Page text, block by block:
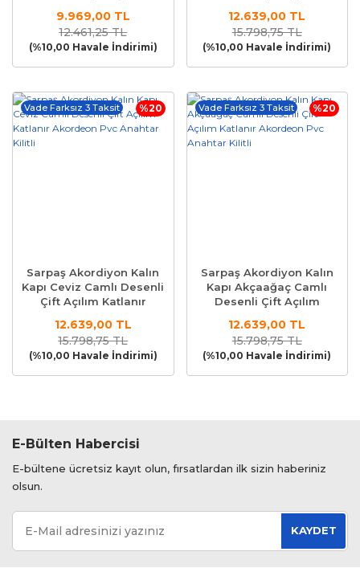
Anahtar Kilitli
9.969,00 TL
12.461,25 TL
(%10,00 Havale İndirimi)
Anahtar Kilitli
12.639,00 TL
15.798,75 TL
(%10,00 Havale İndirimi)
%20
Vade Farksız 3 Taksit
Sarpaş Akordiyon Kalın
Kapı Ceviz Camlı Desenli
Çift Açılım Katlanır
Kilitli
12.639,00 TL
15.798,75 TL
(%10,00 Havale İndirimi)
%20
Vade Farksız 3 Taksit
Sarpaş Akordiyon Kalın
Kapı Akçaağaç Camlı
Desenli Çift Açılım
Anahtar Kilitli
12.639,00 TL
15.798,75 TL
(%10,00 Havale İndirimi)
E-Bülten Habercisi
E-bültene ücretsiz kayıt olun, fırsatlardan ilk sizin haberiniz
olsun.
KAYDET